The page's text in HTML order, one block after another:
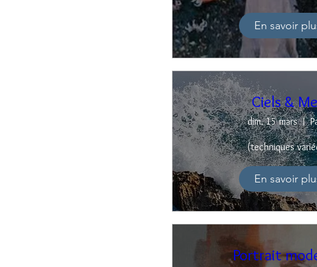
En savoir
Ciels &
dim. 15 mars
(techniques
En savoir
Portrait